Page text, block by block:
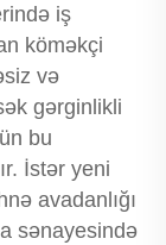
iş
köməkçi
və
gərginlikli
bu
İstər yeni
avadanlığı
sənayesində